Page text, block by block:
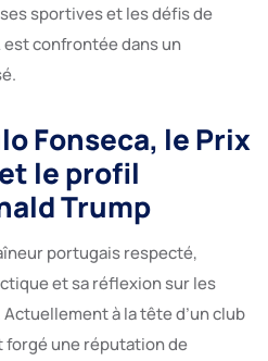
sportives et les défis de
confrontée dans un
Fonseca, le Prix
le profil
Trump
portugais respecté,
et sa réflexion sur les
à la tête d’un club
forgé une réputation de